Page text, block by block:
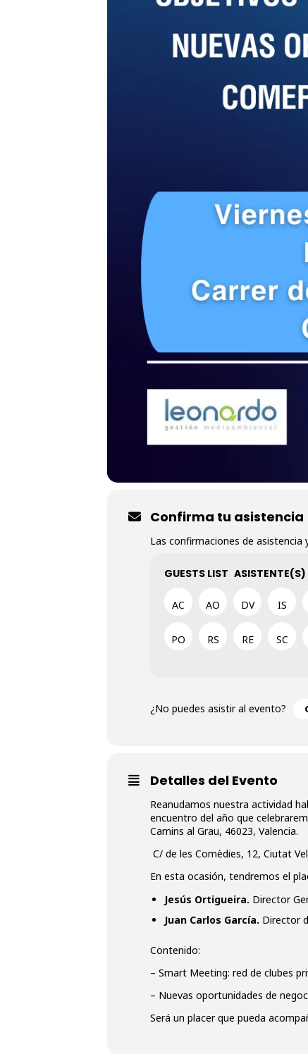
Confirma tu asistencia
Las confirmaciones de
GUESTS LIST ASISTENTE(S)
AC AO DV IS
PO RS RE SC
¿No puedes asistir al evento?
Detalles del Evento
Reanudamos nuestra actividad
encuentro del año que
Camins al Grau, 46023, Valencia.
C/ de les Comèdies, 12, Ciutat
En esta ocasión, tendremos el
Jesús Ortigueira. Director
Juan Carlos García. Director
Contenido:
– Smart Meeting: red de clubes
– Nuevas oportunidades de
Será un placer que pueda